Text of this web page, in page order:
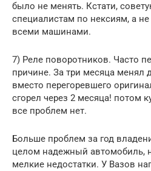
было не менять. Кстати,
специалистам по нексиям, а не
всеми машинами.
7) Реле поворотников. Часто
причине. За три месяца менял
вместо перегоревшего
сгорел через 2 месяца! потом
все проблем нет.
Больше проблем за год
целом надежный автомобиль,
мелкие недостатки. У Вазов